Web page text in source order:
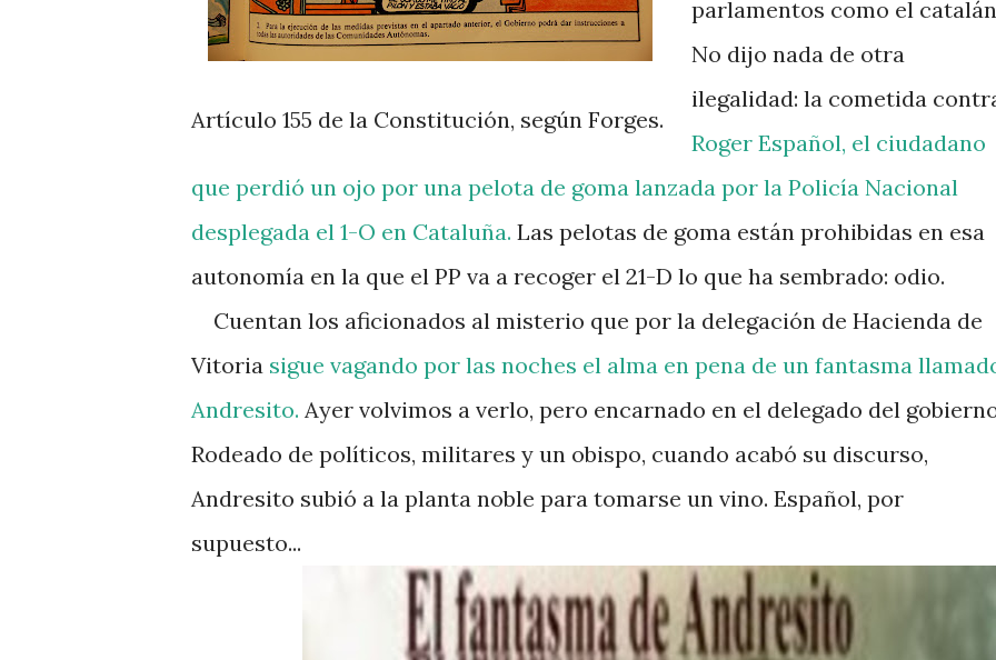
Artículo 155 de la Constitución, según Forges.
parlamentos como el
No dijo nada de otra
ilegalidad: la cometida
Roger Español, el ciudadano
que perdió un ojo por una pelota de goma lanzada por la Policía Nacional
desplegada el 1-O en Cataluña. Las pelotas de goma están prohibidas en esa
autonomía en la que el PP va a recoger el 21-D lo que ha sembrado: odio.
Cuentan los aficionados al misterio que por la delegación de Hacienda de
Vitoria sigue vagando por las noches el alma en pena de un fantasma
Andresito. Ayer volvimos a verlo, pero encarnado en el delegado del
Rodeado de políticos, militares y un obispo, cuando acabó su discurso,
Andresito subió a la planta noble para tomarse un vino. Español, por
supuesto...